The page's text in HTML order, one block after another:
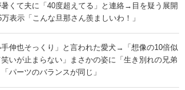
くて夫に「40度超えてる」と連絡→目を疑う展開
万表示「こんな旦那さん羨ましいわ！」
手伸也そっくり」と言われた愛犬→「想像の10倍似
いが止まらない」まさかの姿に「生き別れの兄弟
パーツのバランスが同じ」